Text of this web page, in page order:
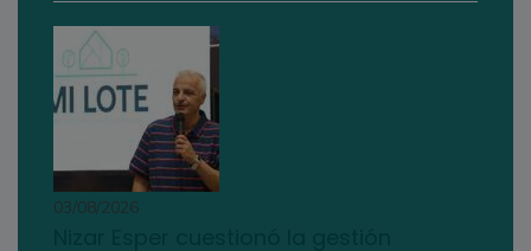
03/08/2026